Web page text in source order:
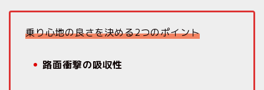
乗り心地の良さを決める2つのポイント
路面衝撃の吸収性